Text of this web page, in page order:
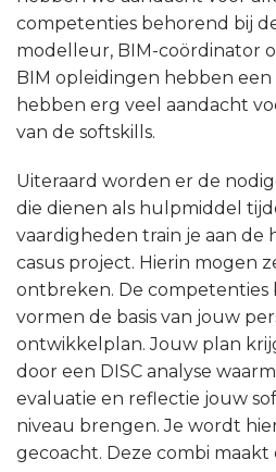
competenties behorend bij
modelleur, BIM-coördinator
BIM opleidingen hebben
hebben erg veel aandacht
van de softskills.
Uiteraard worden er de
die dienen als hulpmiddel
vaardigheden train je aan de
casus project. Hierin mogen
ontbreken. De competenties
vormen de basis van jouw
ontwikkelplan. Jouw plan
door een DISC analyse
evaluatie en reflectie jouw
niveau brengen. Je wordt
gecoacht. Deze combi maakt